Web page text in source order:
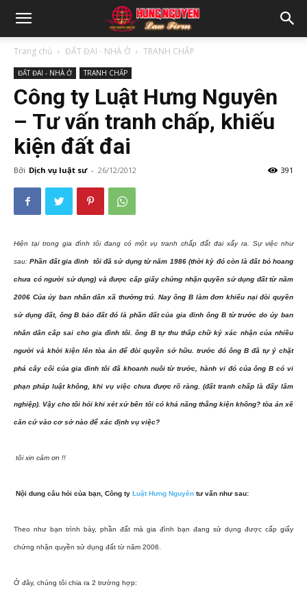
Trang chủ ĐẤT ĐAI - NHÀ Ở TRANH CHẤP
ĐẤT ĐAI - NHÀ Ở TRANH CHẤP
Công ty Luật Hưng Nguyên
– Tư vấn tranh chấp, khiếu
kiện đất đai
Bởi Dịch vụ luật sư - 26/12/2012 391
Hiện tại trong gia đình tôi đang có một vụ tranh chấp đất đai xẩy ra. Sự việc như
sau:Phần đất gia đinh tôi đã sử dụng từ năm 1986 (thời kỳ đó còn là đất bỏ hoang
chưa có người sử dụng) và được cấp giấy chứng nhận quyền sử dụng đất từ năm
2006 Của ủy ban nhân dân xã thường trú. Nay ông B làm đơn khiếu nại đòi quyền
sử dụng đất, ông B bảo đất đó là phần đất của gia đinh ông B từ trước do ủy ban
nhân dân cấp sai cho gia đình tôi. ông B tự thu thấp chữ ký xác nhận của nhiều
người và khời kiện lên tòa án để đòi quyền sở hữu. trước đó ông B đã tự ý chặt
phá cây cối của gia đinh tôi đã khoanh nuôi từ trước, hành vi đó của ông B có vi
phạn pháp luật không, khi vụ việc chưa được rõ ràng. (đất tranh chấp là đấy lâm
nghiệp). Vậy cho tôi hỏi khi xét xử bên tôi có khả năng thắng kiện không? tòa án xẽ
căn cứ vào cơ sở nào để xác định vụ việc?
tôi xin cảm ơn !!
Nội dung câu hỏi của bạn, Công ty Luật Hưng Nguyên tư vấn như sau:
Theo như bạn trình bày, phần đất mà gia đình bạn đang sử dụng được cấp giấy
chứng nhận quyền sử dụng đất từ năm 2006.
Ở đây, chúng tôi chia ra 2 trường hợp: